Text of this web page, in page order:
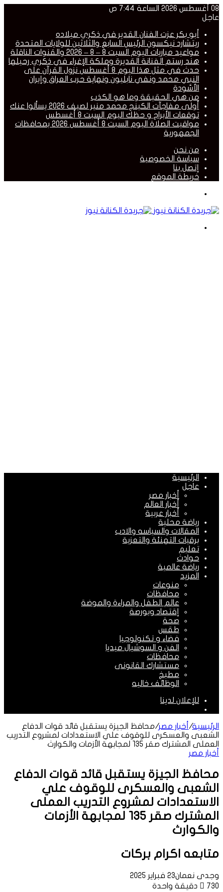
08 أغسطس 2026 الساعة 7:44 ص
عاجل
أبو بكر عزت الفنان القدير في ذكري ميلاده
ريتشارد نيكسون الرئيس السابع والثلاثين للولايات المتحدة
مواعيد مباريات اليوم السبت 8 – 8 – 2026 والقنوات الناقلة
هند رستم الفنانة القديرة وملكة الإغراء في ذكري رحيلها
حدث في مثل هذا اليوم 8 أغسطس نزول القرآن على
النبي محمد ونفي نابليون ونهاية حرب العراق وإيران
الأسّودة
من هي الحقيقة وما هو الكذب
أولى مفاجآت الكينج محمد منير لصيف 2026 يسألوا عنك
توقعات الأبراج و حظك اليوم السبت 8 أغسطس
مواقيت الصلاة اليوم السبت 8 أغسطس 2026 بمحافظات
الجمهورية
من نحن
سياسة الخصوصية
إتصل بنا
خريطة الموقع
الرئيسية
عاجل
أخبار مصر
أخبار العالم
أخبار عربية
رياضة محلية
المقالات والسياسه والادب
برقيات التهنئة والتعزية
تعليم
حوادث
رياضة عالمية
المزيد
منوعات
محافظات
عالم الطفل والمراءة والموضة
إقتصاد وبورصة
صحة
طقس
فضاء و تكنولوجيا
الفن و السوشيال ميديا
محافظات
مستشارك القانونى
مطبخ
الوظائف خاليه
للإعلان لدينا
الرئيسية/ أخبار مصر/محافظ الجيزة يستقبل قائد قوات الدفاع
الشعبى والعسكرى للوقوف علي الاستعدادات لمشروع التدريب
العملى المشترك صقر ١٣٥ لمجابهة الأزمات والكوارث
أخبار مصر
محافظ الجيزة يستقبل قائد قوات الدفاع
الشعبى والعسكرى للوقوف علي
الاستعدادات لمشروع التدريب العملى
المشترك صقر ١٣٥ لمجابهة الأزمات
والكوارث
متابعه اكرام بركات
وجدى نعمان23 فبراير 2025
730
دقيقة واحدة